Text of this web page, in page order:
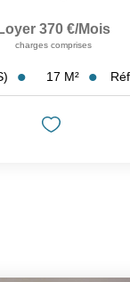
Loyer 370 €/mois
charges comprises
17 M²